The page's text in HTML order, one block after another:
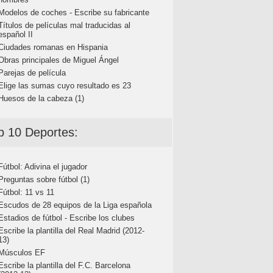
de coches - Escribe su fabricante
de películas mal traducidas al
II
romanas en Hispania
principales de Miguel Ángel
de película
las sumas cuyo resultado es 23
de la cabeza (1)
10 Deportes:
Adivina el jugador
sobre fútbol (1)
11 vs 11
de 28 equipos de la Liga española
de fútbol - Escribe los clubes
la plantilla del Real Madrid (2012-
EF
la plantilla del F.C. Barcelona